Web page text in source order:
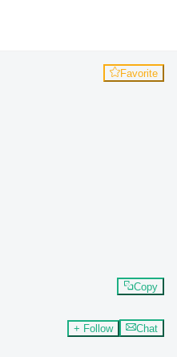
Favorite
Copy
+ Follow Chat